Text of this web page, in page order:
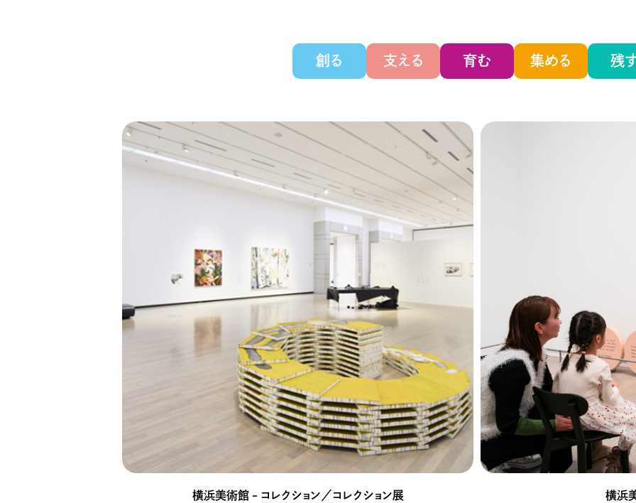
創る 支える 育む 集める 残
横浜美術館 – コレクション／コレクション展 横浜